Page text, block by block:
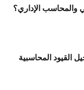
والمحاسب الإداري؟
المحاسبية